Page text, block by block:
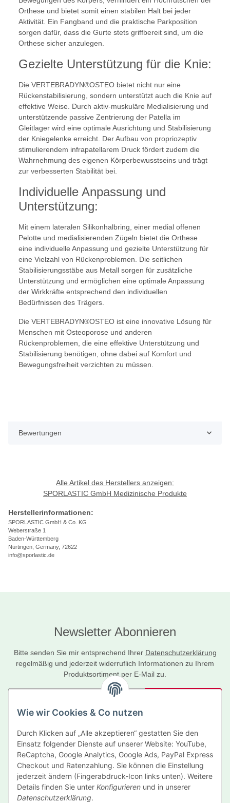
Wie wir Cookies & Co nutzen
Durch Klicken auf „Alle akzeptieren“ gestatten Sie den
Einsatz folgender Dienste auf unserer Website: YouTube,
ReCaptcha, Google Analytics, Google Ads, PayPal Express
Checkout und Ratenzahlung. Sie können die Einstellung
jederzeit ändern (Fingerabdruck-Icon links unten). Weitere
Details finden Sie unter Konfigurieren und in unserer
Datenschutzerklärung.
Orthese und bietet somit einen stabilen Halt bei jeder
Aktivität. Ein Fangband und die praktische Parkposition
sorgen dafür, dass die Gurte stets griffbereit sind, um die
Orthese sicher anzulegen.
Gezielte Unterstützung für die Knie:
Die VERTEBRADYN®OSTEO bietet nicht nur eine
Rückenstabilisierung, sondern unterstützt auch die Knie auf
effektive Weise. Durch aktiv-muskuläre Medialisierung und
unterstützende passive Zentrierung der Patella im
Gleitlager wird eine optimale Ausrichtung und Stabilisierung
der Kniegelenke erreicht. Der Aufbau von propriozeptiv
stimulierendem infrapatellarem Druck fördert zudem die
Wahrnehmung des eigenen Körperbewusstseins und trägt
zur verbesserten Stabilität bei.
Individuelle Anpassung und
Unterstützung:
Mit einem lateralen Silikonhalbring, einer medial offenen
Pelotte und medialisierenden Zügeln bietet die Orthese
eine individuelle Anpassung und gezielte Unterstützung für
eine Vielzahl von Rückenproblemen. Die seitlichen
Stabilisierungsstäbe aus Metall sorgen für zusätzliche
Unterstützung und ermöglichen eine optimale Anpassung
der Wirkkräfte entsprechend den individuellen
Bedürfnissen des Trägers.
Die VERTEBRADYN®OSTEO ist eine innovative Lösung für
Menschen mit Osteoporose und anderen
Rückenproblemen, die eine effektive Unterstützung und
Stabilisierung benötigen, ohne dabei auf Komfort und
Bewegungsfreiheit verzichten zu müssen.
Bewertungen
Alle Artikel des Herstellers anzeigen:
SPORLASTIC GmbH Medizinische Produkte
Herstellerinformationen:
SPORLASTIC GmbH & Co. KG
Weberstraße 1
Baden-Württemberg
Nürtingen, Germany, 72622
info@sporlastic.de
Newsletter Abonnieren
Bitte senden Sie mir entsprechend Ihrer Datenschutzerklärung
regelmäßig und jederzeit widerruflich Informationen zu Ihrem
Produktsortiment per E-Mail zu.
Newsletter Abonnieren
Informationen
Gesetzliche Informationen
Hersteller